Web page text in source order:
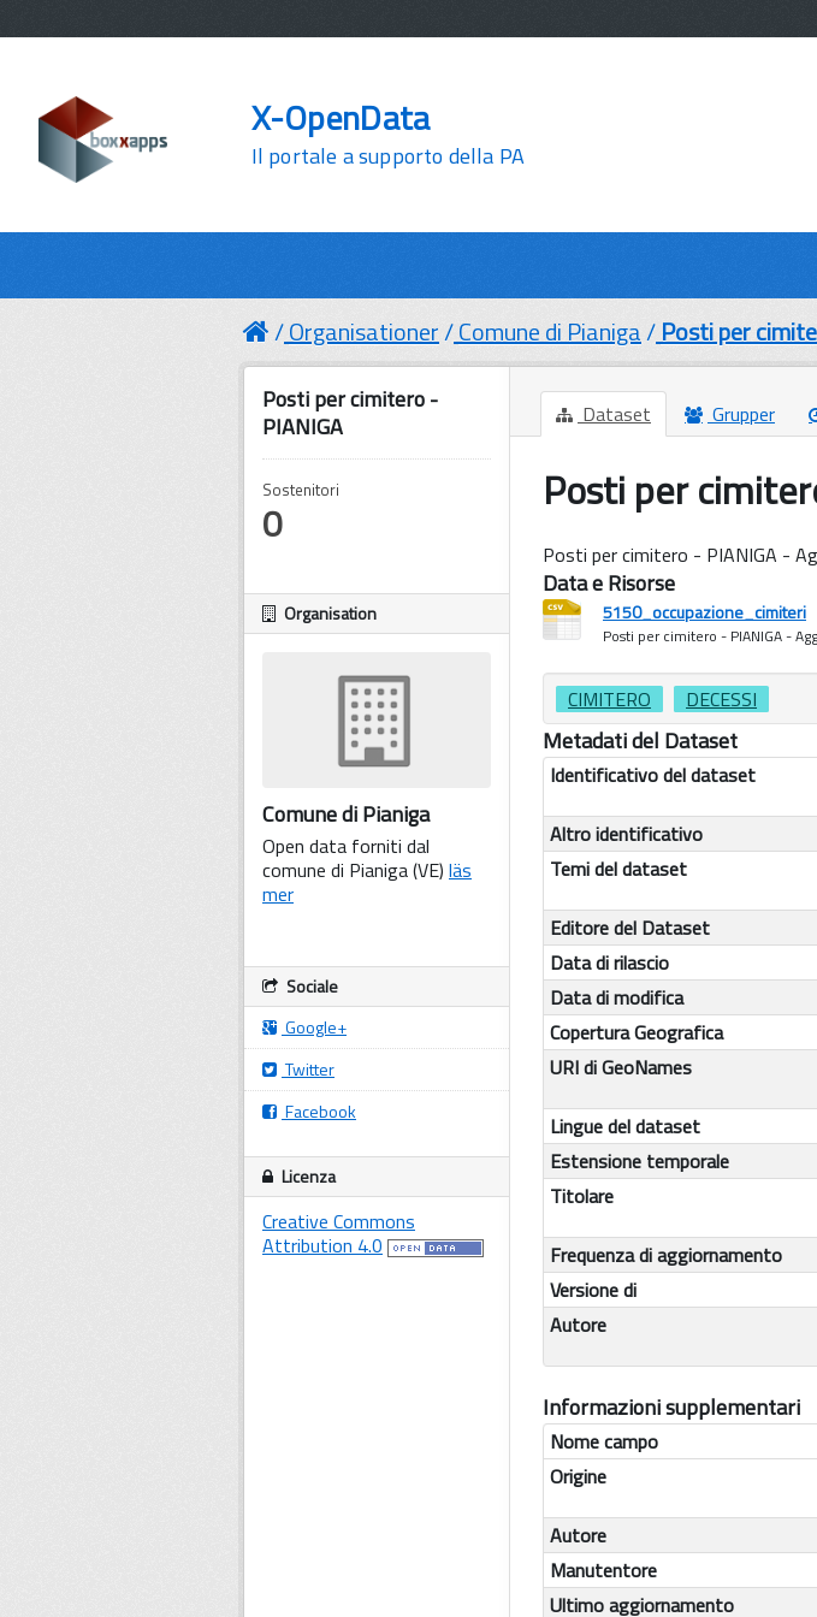
X-OpenData
Il portale a supporto della PA
Organisationer Comune di Pianiga Posti per
Dataset Grupper
Posti per
Posti per cimitero - PIANIGA -
Data e Risorse
5150_occupazione_cimiteri
Posti per cimitero - PIANIGA -
CIMITERO DECESSI
Metadati del Dataset
Identificativo del dataset
Altro identificativo
Temi del dataset
Editore del Dataset
Data di rilascio
Data di modifica
Copertura Geografica
URI di GeoNames
Lingue del dataset
Estensione temporale
Titolare
Frequenza di aggiornamento
Versione di
Autore
Informazioni supplementari
Nome campo
Origine
Autore
Manutentore
Ultimo aggiornamento
Posti per cimitero -
PIANIGA
Sostenitori
0
Organisation
Comune di Pianiga
Open data forniti dal
comune di Pianiga (VE) läs
mer
Sociale
Google+
Twitter
Facebook
Licenza
Creative Commons
Attribution 4.0